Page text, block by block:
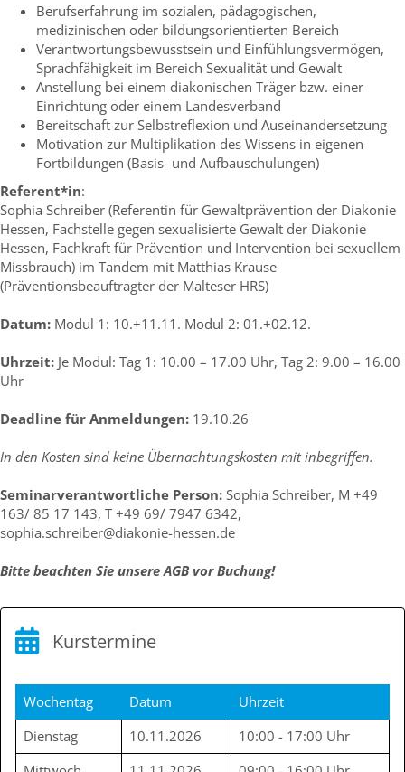
Berufserfahrung im sozialen, pädagogischen,
medizinischen oder bildungsorientierten Bereich
Verantwortungsbewusstsein und Einfühlungsvermögen,
Sprachfähigkeit im Bereich Sexualität und Gewalt
Anstellung bei einem diakonischen Träger bzw. einer
Einrichtung oder einem Landesverband
Bereitschaft zur Selbstreflexion und Auseinandersetzung
Motivation zur Multiplikation des Wissens in eigenen
Fortbildungen (Basis- und Aufbauschulungen)
Referent*in:
Sophia Schreiber (Referentin für Gewaltprävention der Diakonie
Hessen, Fachstelle gegen sexualisierte Gewalt der Diakonie
Hessen, Fachkraft für Prävention und Intervention bei sexuellem
Missbrauch) im Tandem mit Matthias Krause
(Präventionsbeauftragter der Malteser HRS)
Datum: Modul 1: 10.+11.11. Modul 2: 01.+02.12.
Uhrzeit: Je Modul: Tag 1: 10.00 – 17.00 Uhr, Tag 2: 9.00 – 16.00
Uhr
Deadline für Anmeldungen: 19.10.26
In den Kosten sind keine Übernachtungskosten mit inbegriffen.
Seminarverantwortliche Person: Sophia Schreiber, M +49
163/ 85 17 143, T +49 69/ 7947 6342,
sophia.schreiber@diakonie-hessen.de
Bitte beachten Sie unsere AGB vor Buchung!
Kurstermine
Wochentag Datum
Uhrzeit
Dienstag
10.11.2026
10:00 - 17:00 Uhr